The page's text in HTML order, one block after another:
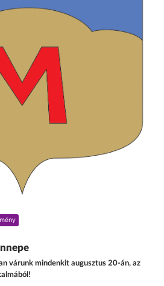
várunk mindenkit augusztus 20-án, az